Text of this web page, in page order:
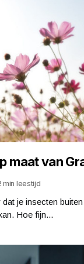
maat van
min leestijd
je insecten
Hoe fijn...